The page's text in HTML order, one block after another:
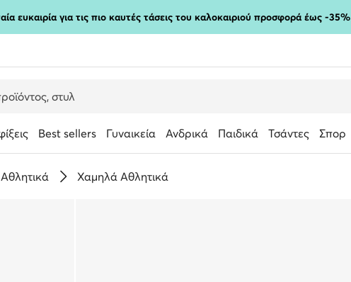
ευκαιρία για τις πιο καυτές τάσεις του καλοκαιριού προσφορά έως -35%
Best sellers Γυναικεία Ανδρικά Παιδικά Τσάντες Σπορ
Αθλητικά Χαμηλά Αθλητικά